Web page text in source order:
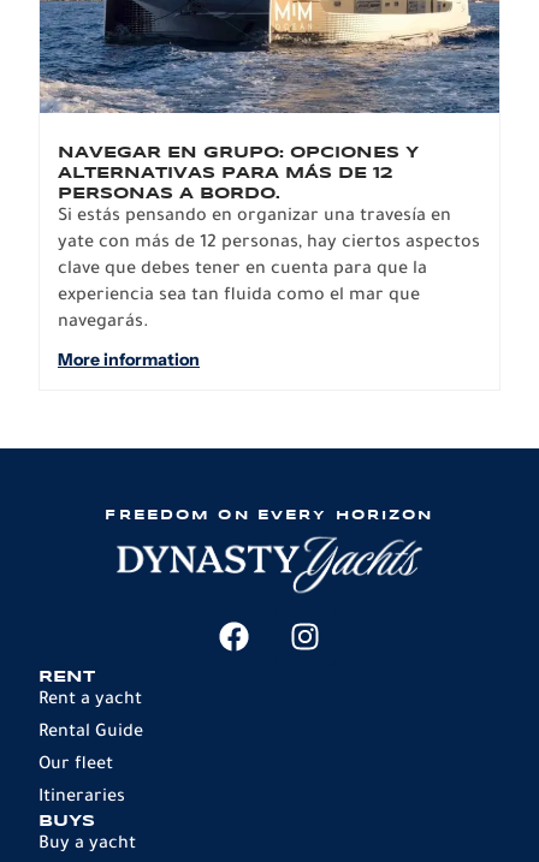
NAVEGAR EN GRUPO: OPCIONES Y
ALTERNATIVAS PARA MÁS DE 12
PERSONAS A BORDO.
Si estás pensando en organizar una travesía en
yate con más de 12 personas, hay ciertos aspectos
clave que debes tener en cuenta para que la
experiencia sea tan fluida como el mar que
navegarás.
More information
FREEDOM ON EVERY HORIZON
RENT
Rent a yacht
Rental Guide
Our fleet
Itineraries
BUYS
Buy a yacht